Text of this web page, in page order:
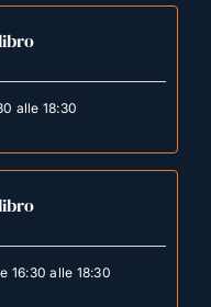
alle 18:30
16:30 alle 18:30